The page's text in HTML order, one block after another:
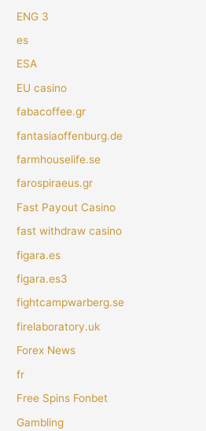
ENG 3
es
ESA
EU casino
fabacoffee.gr
fantasiaoffenburg.de
farmhouselife.se
farospiraeus.gr
Fast Payout Casino
fast withdraw casino
figara.es
figara.es3
fightcampwarberg.se
firelaboratory.uk
Forex News
fr
Free Spins Fonbet
Gambling